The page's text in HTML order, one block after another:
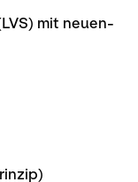
mit neuen-